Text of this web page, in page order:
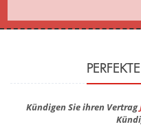
Kündigen Sie ihren Vertrag